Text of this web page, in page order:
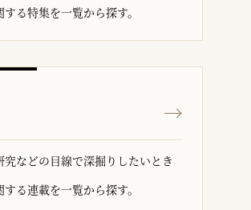
る特集を一覧から探す。
究などの目線で深掘りしたいとき
る連載を一覧から探す。